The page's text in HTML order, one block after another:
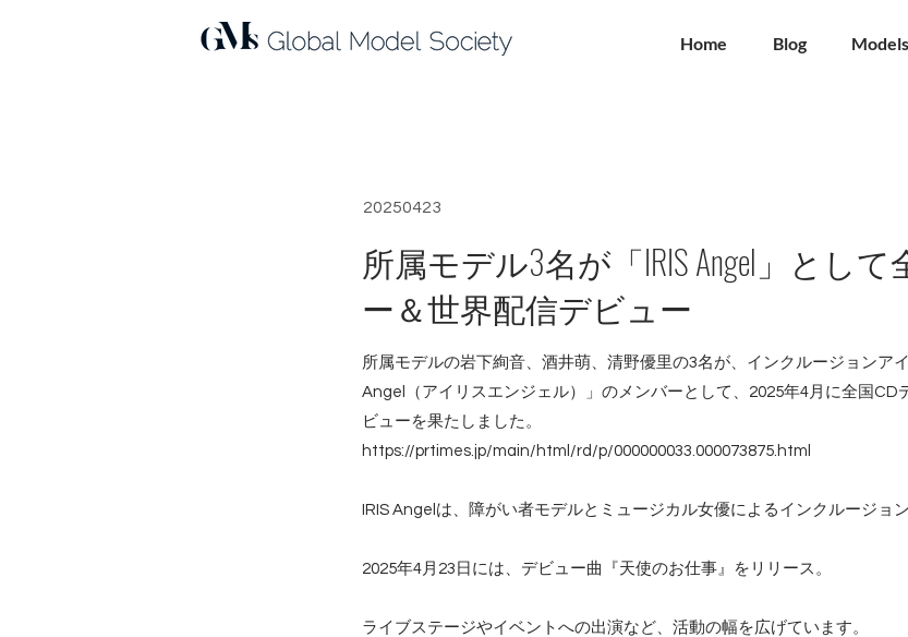
Home Blog Models
20250423
所属モデル3名が「IRIS Angel」として
ー＆世界配信デビュー
所属モデルの岩下絢音、酒井萌、清野優里の3名が、インクルージョンア
Angel（アイリスエンジェル）」のメンバーとして、2025年4月に全国CD
ビューを果たしました。
https://prtimes.jp/main/html/rd/p/000000033.000073875.html
IRIS Angelは、障がい者モデルとミュージカル女優によるインクルージョ
2025年4月23日には、デビュー曲『天使のお仕事』をリリース。
ライブステージやイベントへの出演など、活動の幅を広げています。